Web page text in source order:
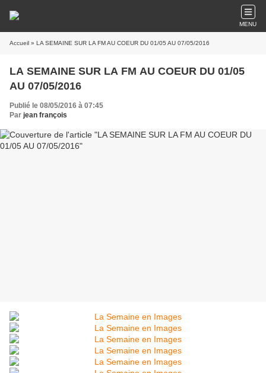
MENU
Accueil » LA SEMAINE SUR LA FM AU COEUR DU 01/05 AU 07/05/2016
LA SEMAINE SUR LA FM AU COEUR DU 01/05
AU 07/05/2016
Publié le 08/05/2016 à 07:45
Par jean françois